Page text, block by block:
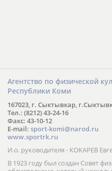
Агентство по физической
Республики Коми
167023, г. Сыктывкар,
Тел.: (8212) 43-24-16
Факс: 43-10-12
E-mail: sport-komi@narod.ru
www.sportrk.ru
И.о. руководителя - КОКАРЕВ
В 1923 году был создан Совет